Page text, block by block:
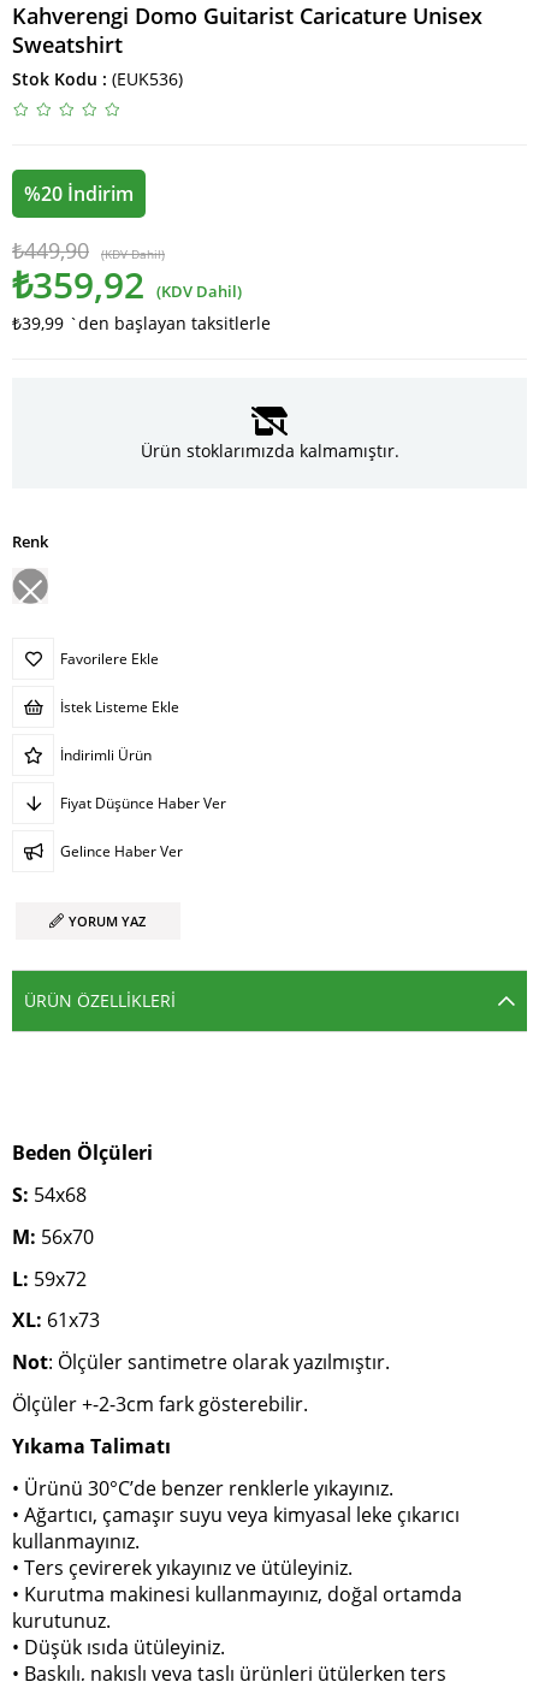
Kahverengi Domo Guitarist Caricature Unisex
Sweatshirt
Stok Kodu (EUK536)
%20 İndirim
₺449,90 (KDV Dahil)
₺359,92 (KDV Dahil)
₺39,99 `den başlayan taksitlerle
Ürün stoklarımızda kalmamıştır.
Renk
Favorilere Ekle
İstek Listeme Ekle
İndirimli Ürün
Fiyat Düşünce Haber Ver
Gelince Haber Ver
YORUM YAZ
ÜRÜN ÖZELLIKLERI
Beden Ölçüleri
S: 54x68
M: 56x70
L: 59x72
XL: 61x73
Not: Ölçüler santimetre olarak yazılmıştır.
Ölçüler +-2-3cm fark gösterebilir.
Yıkama Talimatı
• Ürünü 30°C’de benzer renklerle yıkayınız.
• Ağartıcı, çamaşır suyu veya kimyasal leke çıkarıcı
kullanmayınız.
• Ters çevirerek yıkayınız ve ütüleyiniz.
• Kurutma makinesi kullanmayınız, doğal ortamda
kurutunuz.
• Düşük ısıda ütüleyiniz.
• Baskılı, nakışlı veya taşlı ürünleri ütülerken ters